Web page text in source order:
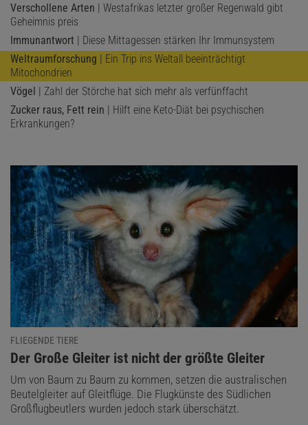
Verschollene Arten | Westafrikas letzter großer Regenwald gibt
Geheimnis preis
Immunantwort | Diese Mittagessen stärken Ihr Immunsystem
Weltraumforschung | Ein Trip ins Weltall beeinträchtigt
Mitochondrien
Vögel | Zahl der Störche hat sich mehr als verfünffacht
Zucker raus, Fett rein | Hilft eine Keto-Diät bei psychischen
Erkrankungen?
FLIEGENDE TIERE
:
Der Große Gleiter ist nicht der größte Gleiter
Um von Baum zu Baum zu kommen, setzen die australischen
Beutelgleiter auf Gleitflüge. Die Flugkünste des Südlichen
Großflugbeutlers wurden jedoch stark überschätzt.